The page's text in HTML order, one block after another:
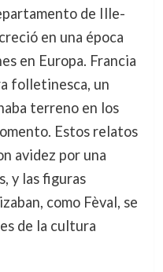
de Ille-
en una época
en Europa. Francia
folletinesca, un
terreno en los
Estos relatos
avidez por una
y las figuras
como Fèval, se
de la cultura